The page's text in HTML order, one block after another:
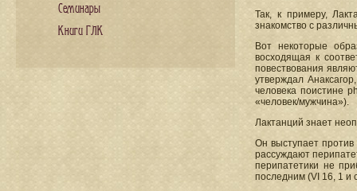
Так, к примеру,
знакомство с
Вот некоторые
восходящая к
повествования
утверждал
человека поистине
«человек/мужчина»).
Лактанций знает
Он выступает против
рассуждают
перипатетики не
последним (VI 16, 1 и
Семинары
Книги ГЛК